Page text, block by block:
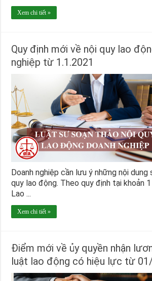
Xem chi tiết »
Quy định mới về nội quy lao
nghiệp từ 1.1.2021
Doanh nghiệp cần lưu ý những nội dung
quy lao động. Theo quy định tại khoản
Lao ...
Xem chi tiết »
Điểm mới về ủy quyền nhận
luật lao động có hiệu lực từ